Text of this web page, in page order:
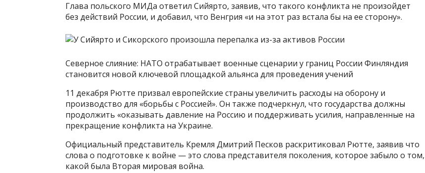
Глава польского МИДа ответил Сийярто, заявив, что такого конфликта не произойдет
без действий России, и добавил, что Венгрия «и на этот раз встала бы на ее сторону».
Северное слияние: НАТО отрабатывает военные сценарии у границ России Финляндия
становится новой ключевой площадкой альянса для проведения учений
11 декабря Рютте призвал европейские страны увеличить расходы на оборону и
производство для «борьбы с Россией». Он также подчеркнул, что государства должны
продолжить «оказывать давление на Россию и поддерживать усилия, направленные на
прекращение конфликта на Украине.
Официальный представитель Кремля Дмитрий Песков раскритиковал Рютте, заявив что
слова о подготовке к войне — это слова представителя поколения, которое забыло о том,
какой была Вторая мировая война.